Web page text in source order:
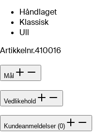
Håndlaget
Klassisk
Ull
Artikkelnr.410016
Mål
Vedlikehold
Kundeanmeldelser (0)